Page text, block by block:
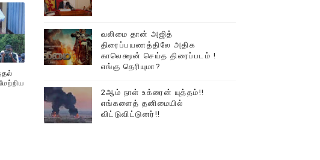
வலிமை தான் அஜித்
திரைப்பயணத்திலே அதிக
காலெக்ஷன் செய்த திரைப்படம் !
எங்கு தெரியுமா?
2ஆம் நாள் உக்ரைன் யுத்தம்!!
எங்களைத் தனிமையில்
விட்டுவிட்டுனர்!!